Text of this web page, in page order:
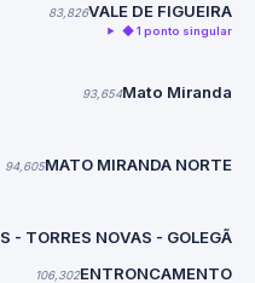
83,826VALE DE FIGUEIRA
◆ 1 ponto singular
93,654Mato Miranda
94,605MATO MIRANDA NORTE
- TORRES NOVAS - GOLEGÃ
106,302ENTRONCAMENTO